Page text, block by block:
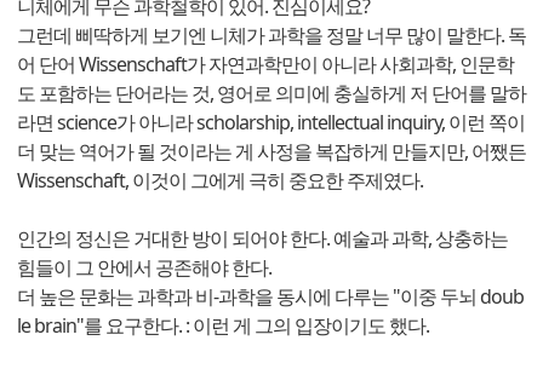
니체에게 무슨 과학철학이 있어. 진심이세요?
그런데 삐딱하게 보기엔 니체가 과학을 정말 너무 많이 말한다. 독
어 단어 Wissenschaft가 자연과학만이 아니라 사회과학, 인문학
도 포함하는 단어라는 것, 영어로 의미에 충실하게 저 단어를 말하
라면 science가 아니라 scholarship, intellectual inquiry, 이런 쪽이
더 맞는 역어가 될 것이라는 게 사정을 복잡하게 만들지만, 어쨌든
Wissenschaft, 이것이 그에게 극히 중요한 주제였다.
인간의 정신은 거대한 방이 되어야 한다. 예술과 과학, 상충하는
힘들이 그 안에서 공존해야 한다.
더 높은 문화는 과학과 비-과학을 동시에 다루는 "이중 두뇌 doub
le brain"를 요구한다. : 이런 게 그의 입장이기도 했다.